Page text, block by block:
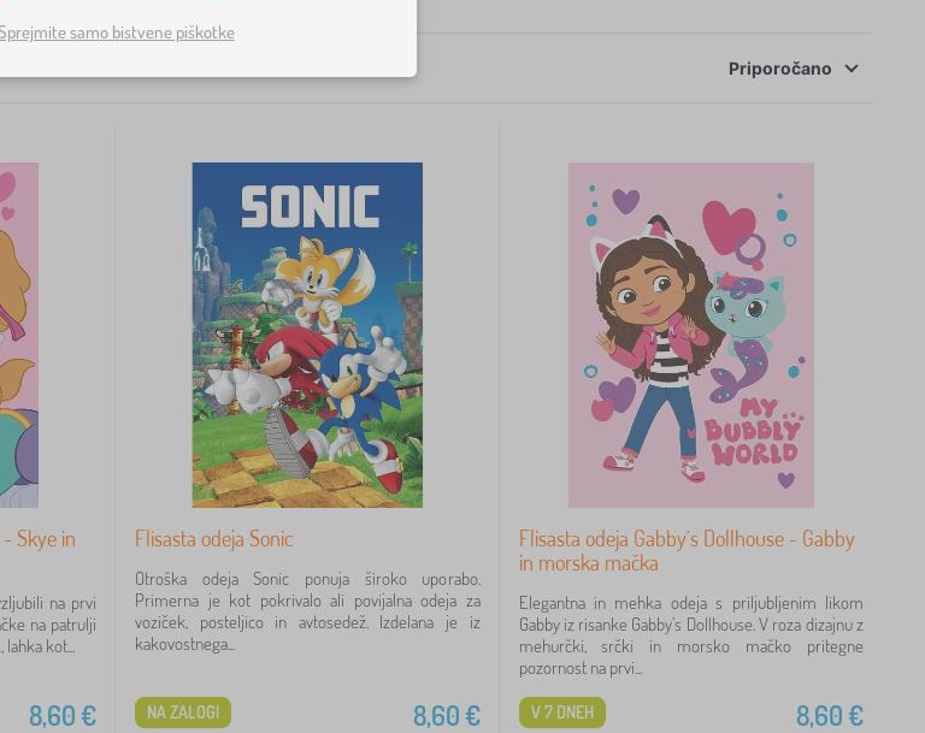
Priporočano
Skye in
na prvi
na patrulji
kot...
8,60€
Flisasta odeja Sonic
Otroška odeja Sonic ponuja široko uporabo.
Primerna je kot pokrivalo ali povijalna odeja za
voziček, posteljico in avtosedež. Izdelana je iz
kakovostnega...
8,60€
NA ZALOGI
Flisasta odeja Gabby´s Dollhouse - Gabby
in morska mačka
Elegantna in mehka odeja s priljubljenim likom
Gabby iz risanke Gabby’s Dollhouse. V roza dizajnu z
mehurčki, srčki in morsko mačko pritegne
pozornost na prvi...
8,60€
V 7 DNEH
samo bistvene piškotke